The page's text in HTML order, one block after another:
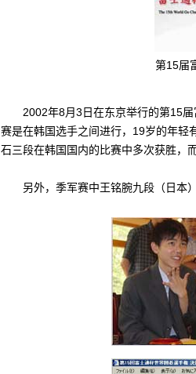
第15届
2002年8月3日在东京举行的第15
赛是在韩国选手之间进行，19岁的年轻
石三段在韩国国内的比赛中多次获胜，
另外，季军赛中王铭腕九段（日本